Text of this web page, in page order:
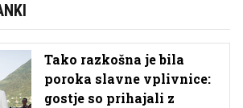
Tako razkošna je bila
poroka slavne vplivnice:
gostje so prihajali z